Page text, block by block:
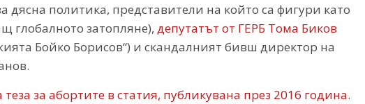
дясна политика, представители на който са фигури като
глобалното затопляне), депутатът от ГЕРБ Тома Биков
Бойко Борисов“) и скандалният бивш директор на
за абортите в статия, публикувана през 2016 година.